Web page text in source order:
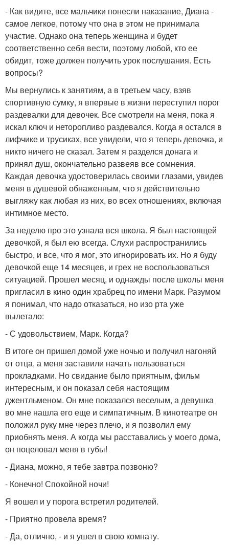
- Как видите, все мальчики понесли наказание, Диана -
самое легкое, потому что она в этом не принимала
участие. Однако она теперь женщина и будет
соответственно себя вести, поэтому любой, кто ее
обидит, тоже должен получить урок послушания. Есть
вопросы?
Мы вернулись к занятиям, а в третьем часу, взяв
спортивную сумку, я впервые в жизни переступил порог
раздевалки для девочек. Все смотрели на меня, пока я
искал ключ и неторопливо раздевался. Когда я остался в
лифчике и трусиках, все увидели, что я теперь девочка, и
никто ничего не сказал. Затем я разделся донага и
принял душ, окончательно развеяв все сомнения.
Каждая девочка удостоверилась своими глазами, увидев
меня в душевой обнаженным, что я действительно
выгляжу как любая из них, во всех отношениях, включая
интимное место.
За неделю про это узнала вся школа. Я был настоящей
девочкой, я был ею всегда. Слухи распространились
быстро, и все, что я мог, это игнорировать их. Но я буду
девочкой еще 14 месяцев, и грех не воспользоваться
ситуацией. Прошел месяц, и однажды после школы меня
пригласил в кино один храбрец по имени Марк. Разумом
я понимал, что надо отказаться, но изо рта уже
вылетало:
- С удовольствием, Марк. Когда?
В итоге он пришел домой уже ночью и получил нагоняй
от отца, а меня заставили начать пользоваться
прокладками. Но свидание было приятным, фильм
интересным, и он показал себя настоящим
джентльменом. Он мне показался веселым, а девушка
во мне нашла его еще и симпатичным. В кинотеатре он
положил руку мне через плечо, и я позволил ему
приобнять меня. А когда мы расставались у моего дома,
он поцеловал меня в губы!
- Диана, можно, я тебе завтра позвоню?
- Конечно! Спокойной ночи!
Я вошел и у порога встретил родителей.
- Приятно провела время?
- Да, отлично, - и я ушел в свою комнату.